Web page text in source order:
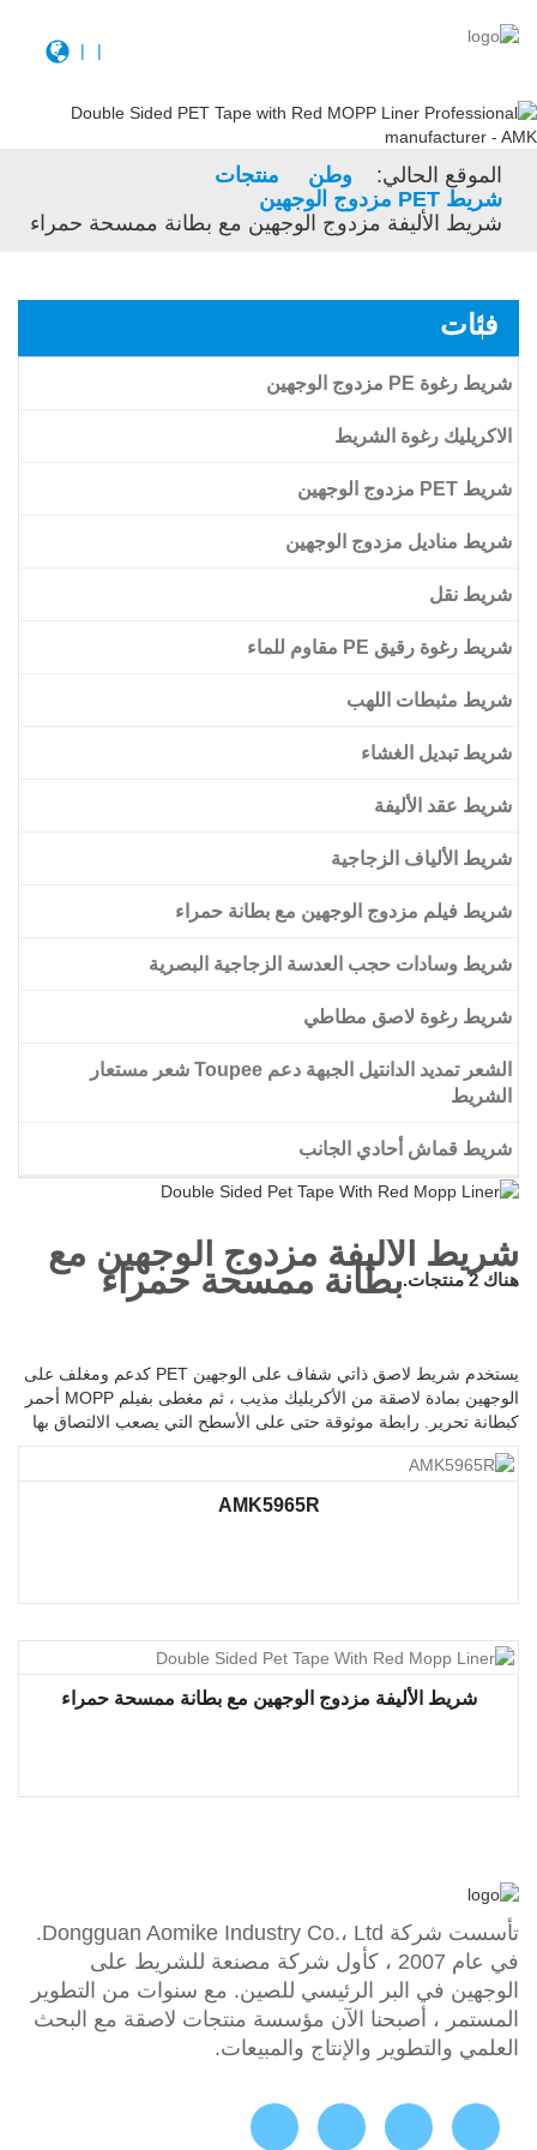
|
|
الموقع الحالي: وطن
منتجات
شريط PET مزدوج الوجهين
شريط الأليفة مزدوج الوجهين مع بطانة ممسحة حمراء
فئات
شريط رغوة PE مزدوج الوجهين
الاكريليك رغوة الشريط
الاكريليك رغوة الشريط
Amk عالية الترابط الاكريليك رغوة الشريط
شريط PET مزدوج الوجهين
شريط فيلم الأليفة الشفاف على الوجهين
شريط الأليفة الأسود على الوجهين
شريط الأليفة مزدوج الوجهين مع بطانة ممسحة حمراء
شريط مناديل مزدوج الوجهين
شريط نقل
شريط رغوة رقيق PE مقاوم للماء
شريط مثبطات اللهب
شريط تبديل الغشاء
شريط عقد الأليفة
شريط الألياف الزجاجية
شريط فيلم مزدوج الوجهين مع بطانة حمراء
شريط وسادات حجب العدسة الزجاجية البصرية
شريط رغوة لاصق مطاطي
الشعر تمديد الدانتيل الجبهة دعم Toupee شعر مستعار
الشريط
شعر مستعار شريط على الوجهين
شريط قماش أحادي الجانب
شريط الأليفة مزدوج الوجهين مع
بطانة ممسحة حمراء هناك 2 منتجات.
يستخدم شريط لاصق ذاتي شفاف على الوجهين PET كدعم ومغلف على
الوجهين بمادة لاصقة من الأكريليك مذيب ، ثم مغطى بفيلم MOPP أحمر
كبطانة تحرير. رابطة موثوقة حتى على الأسطح التي يصعب الالتصاق بها
AMK5965R
شريط الأليفة مزدوج الوجهين مع بطانة ممسحة حمراء
تأسست شركة Dongguan Aomike Industry Co.، Ltd.
في عام 2007 ، كأول شركة مصنعة للشريط على
الوجهين في البر الرئيسي للصين. مع سنوات من التطوير
المستمر ، أصبحنا الآن مؤسسة منتجات لاصقة مع البحث
العلمي والتطوير والإنتاج والمبيعات.